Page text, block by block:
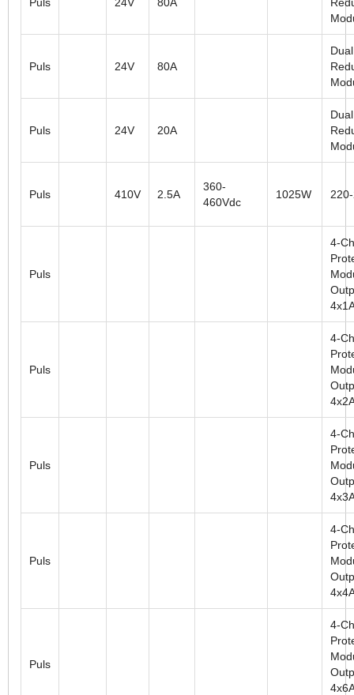
Puls 24V 80A
Puls 24V 20A
Puls 410V 2.5A
360-
460Vdc
1025W
Puls
4-
Puls
4-
Puls
4-
Puls
4-
Puls
4-